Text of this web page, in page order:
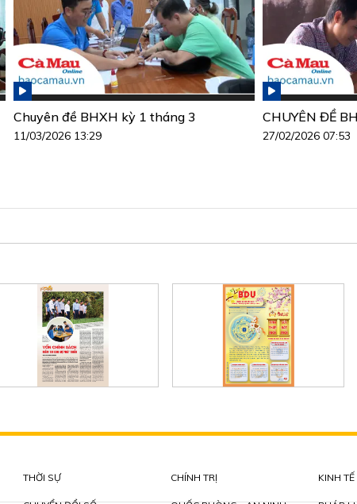
Chuyên đề BHXH kỳ 1 tháng 3
11/03/2026 13:29
CHUYÊN ĐỀ
27/02/2026 07:53
THỜI SỰ CHÍNH TRỊ KINH TẾ